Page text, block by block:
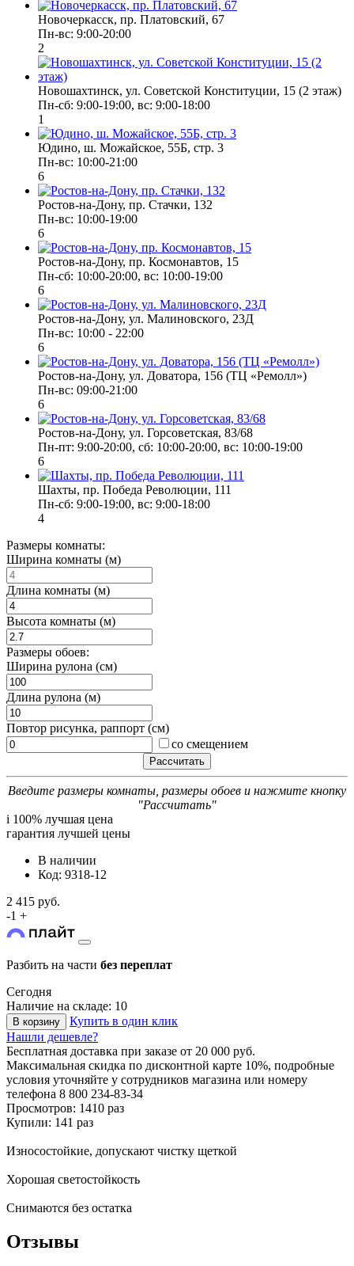
Новочеркасск, пр. Платовский, 67
Пн-вс: 9:00-20:00
2
Новошахтинск, ул. Советской Конституции, 15 (2 этаж)
Пн-сб: 9:00-19:00, вс: 9:00-18:00
1
Юдино, ш. Можайское, 55Б, стр. 3
Пн-вс: 10:00-21:00
6
Ростов-на-Дону, пр. Стачки, 132
Пн-вс: 10:00-19:00
6
Ростов-на-Дону, пр. Космонавтов, 15
Пн-сб: 10:00-20:00, вс: 10:00-19:00
6
Ростов-на-Дону, ул. Малиновского, 23Д
Пн-вс: 10:00 - 22:00
6
Ростов-на-Дону, ул. Доватора, 156 (ТЦ «Ремолл»)
Пн-вс: 09:00-21:00
6
Ростов-на-Дону, ул. Горсоветская, 83/68
Пн-пт: 9:00-20:00, сб: 10:00-20:00, вс: 10:00-19:00
6
Шахты, пр. Победа Революции, 111
Пн-сб: 9:00-19:00, вс: 9:00-18:00
4
Размеры комнаты:
Ширина комнаты (м)
Длина комнаты (м)
Высота комнаты (м)
Размеры обоев:
Ширина рулона (см)
Длина рулона (м)
Повтор рисунка, раппорт (см)
со смещением
Введите размеры комнаты, размеры обоев и нажмите кнопку
"Рассчитать"
i 100% лучшая цена
гарантия лучшей цены
В наличии
Код: 9318-12
2 415 руб.
-1 +
Разбить на части без переплат
Сегодня
Наличие на складе: 10
В корзину
Купить в один клик
Нашли дешевле?
Бесплатная доставка при заказе от 20 000 руб.
Максимальная скидка по дисконтной карте 10%, подробные
условия уточняйте у сотрудников магазина или номеру
телефона 8 800 234-83-34
Просмотров: 1410 раз
Купили: 141 раз
Износостойкие, допускают чистку щеткой
Хорошая светостойкость
Снимаются без остатка
Отзывы